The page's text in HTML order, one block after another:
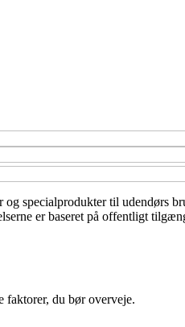
specialprodukter til udendørs
er baseret på offentligt
faktorer, du bør overveje.